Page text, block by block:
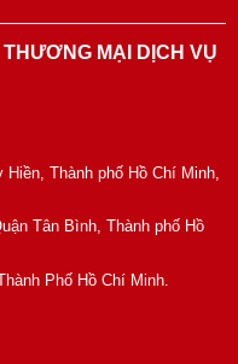
MẠI DỊCH VỤ
Thành phố Hồ Chí Minh,
Tân Bình, Thành phố Hồ
Phố Hồ Chí Minh.